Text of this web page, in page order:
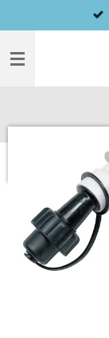
direct
naar
hoofdinhoud